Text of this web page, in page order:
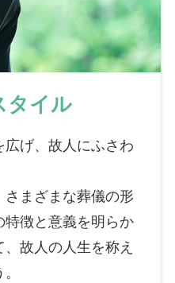
タイル
げ、故人にふさわ
まざまな葬儀の形
徴と意義を明らか
故人の人生を称え